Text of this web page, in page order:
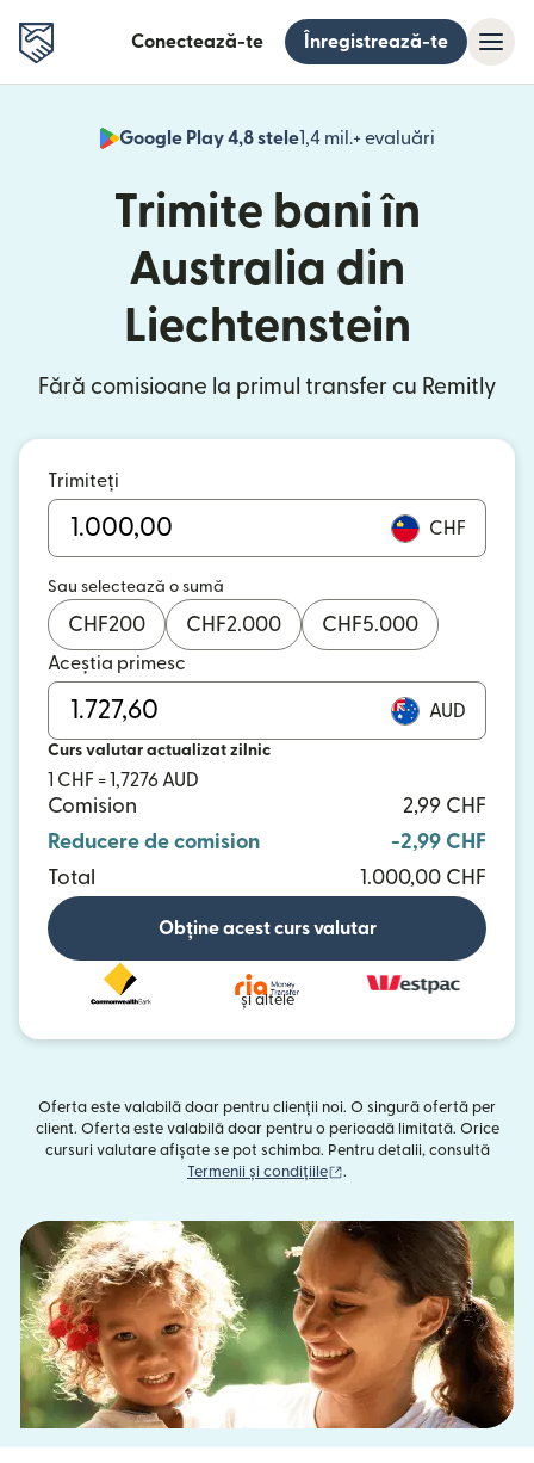
Conectează-te Înregistrează-te
Google Play 4,8 stele1,4 mil.+ evaluări
(se
Trimite bani în
Australia din
Liechtenstein
Fără comisioane la primul transfer cu Remitly
Trimiteți
CHF
Sau selectează o sumă
CHF200 CHF2.000 CHF5.000
Aceștia primesc
AUD
Curs valutar actualizat zilnic
1 CHF = 1,7276 AUD
Comision
2,99 CHF
Reducere de comision
-2,99 CHF
Total
1.000,00 CHF
Obține acest curs valutar
și altele
Oferta este valabilă doar pentru clienții noi. O singură ofertă per
client. Oferta este valabilă doar pentru o perioadă limitată. Orice
cursuri valutare afișate se pot schimba. Pentru detalii, consultă
Termenii și condițiile
.